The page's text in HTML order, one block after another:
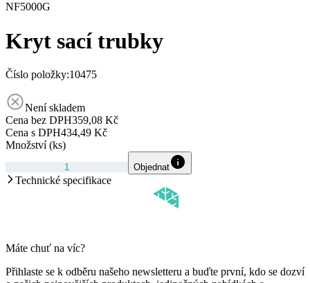
NF5000G
Kryt sací trubky
Číslo položky:10475
Není skladem
Cena bez DPH359,08 Kč
Cena s DPH434,49 Kč
Množství (ks)
Objednat
Technické specifikace
Máte chuť na víc?
Přihlaste se k odběru našeho newsletteru a buďte první, kdo se dozví